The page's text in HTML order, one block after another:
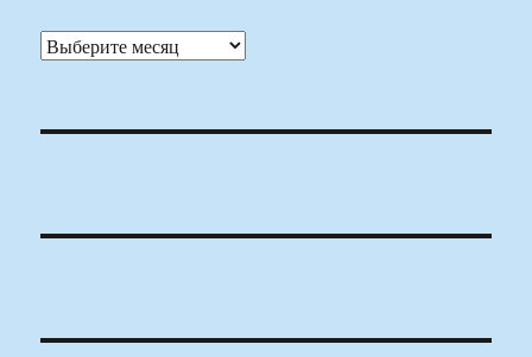
Архивы